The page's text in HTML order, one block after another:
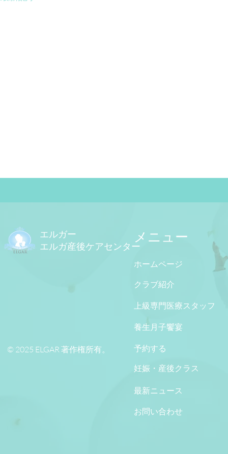
熊本県健康
湾を訪れ
14年のケア
を特別に訪
エルガー
エルガ産後ケアセンター
© 2025 ELGAR 著作権所有。
メニュー
ホームページ
クラブ紹介
上級専門医療スタッフ
養生月子饗宴
予約する
妊娠・産後クラス
最新ニュース
お問い合わせ